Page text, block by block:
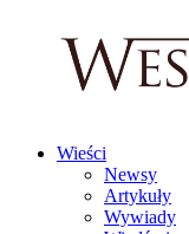
Wieści
Newsy
Artykuły
Wywiady